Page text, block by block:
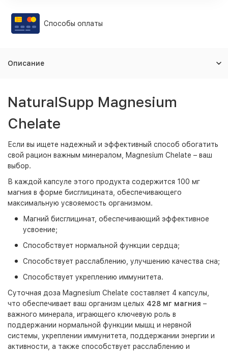
Способы оплаты
Описание
NaturalSupp Magnesium
Chelate
Если вы ищете надежный и эффективный способ обогатить
свой рацион важным минералом, Magnesium Chelate – ваш
выбор.
В каждой капсуле этого продукта содержится 100 мг
магния в форме бисглицината, обеспечивающего
максимальную усвояемость организмом.
Магний бисглицинат, обеспечивающий эффективное
усвоение;
Способствует нормальной функции сердца;
Способствует расслаблению, улучшению качества сна;
Способствует укреплению иммунитета.
Суточная доза Magnesium Chelate составляет 4 капсулы,
что обеспечивает ваш организм целых 428 мг магния –
важного минерала, играющего ключевую роль в
поддержании нормальной функции мышц и нервной
системы, укреплении иммунитета, поддержании энергии и
активности, а также способствует расслаблению и